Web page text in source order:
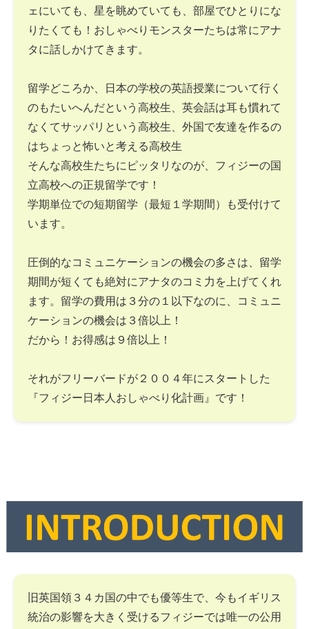
ェにいても、星を眺めていても、部屋でひとりにな
りたくても！おしゃべりモンスターたちは常にアナ
タに話しかけてきます。
留学どころか、日本の学校の英語授業について行く
のもたいへんだという高校生、英会話は耳も慣れて
なくてサッパリという高校生、外国で友達を作るの
はちょっと怖いと考える高校生
そんな高校生たちにピッタリなのが、フィジーの国
立高校への正規留学です！
学期単位での短期留学（最短１学期間）も受付けて
います。
圧倒的なコミュニケーションの機会の多さは、留学
期間が短くても絶対にアナタのコミ力を上げてくれ
ます。留学の費用は３分の１以下なのに、コミュニ
ケーションの機会は３倍以上！
だから！お得感は９倍以上！
それがフリーバードが２００４年にスタートした
『フィジー日本人おしゃべり化計画』です！
旧英国領３４カ国の中でも優等生で、今もイギリス
統治の影響を大きく受けるフィジーでは唯一の公用